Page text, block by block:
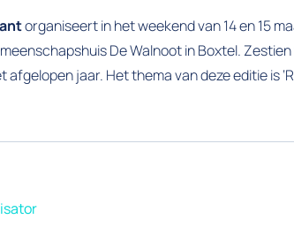
organiseert in het weekend van 14 en 15
De Walnoot in Boxtel.
jaar. Het thema van deze editie is